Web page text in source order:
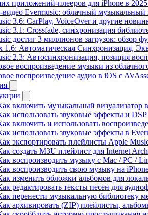
приложений-плееров для iPhone в
Evermusic: облачный музыкальный
3.6: CarPlay, VoiceOver и другие
3.1: Crossfade, синхронизация
достиг 3 миллионов загрузок: обзор
1.6: Автоматическая Синхронизация,
2.3: Автосинхронизация, позиция
воспроизведение музыки из
воспроизведение аудио в iOS с
включить музыкальный визуализатор
использовать звуковые эффекты и
включить и использовать
использовать звуковые эффекты в
экспортировать плейлисты Apple
создать M3U плейлист для Internet
воспроизводить музыку с Mac / PC /
воспроизводить свою музыку на
изменить обложки альбомов для
редактировать тексты песен для
перенести музыкальную библиотеку
архивировать (ZIP) плейлисты,